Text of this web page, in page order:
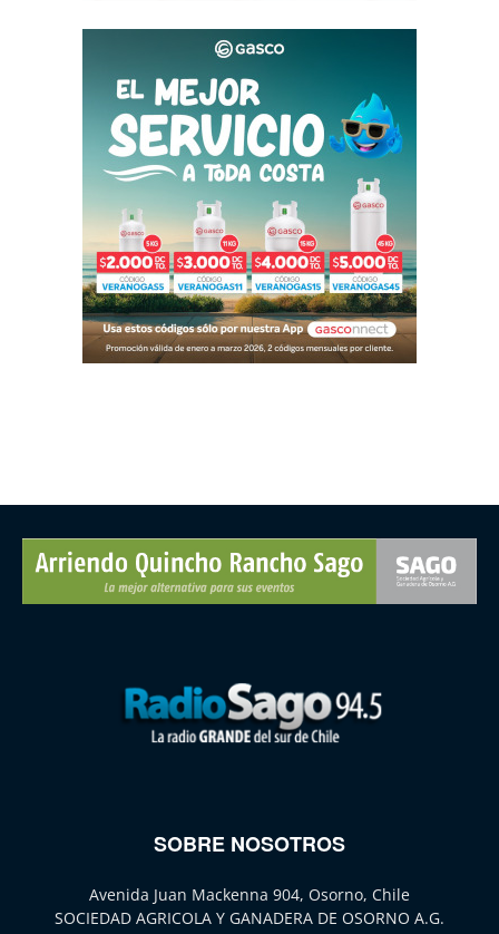
SOBRE NOSOTROS
Avenida Juan Mackenna 904, Osorno, Chile
SOCIEDAD AGRICOLA Y GANADERA DE OSORNO A.G.